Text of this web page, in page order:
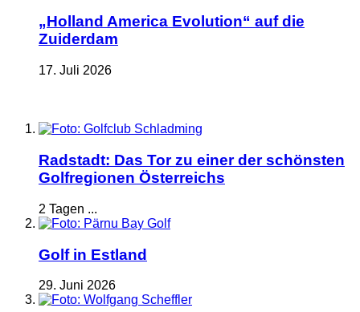
„Holland America Evolution“ auf die
Zuiderdam
17. Juli 2026
Radstadt: Das Tor zu einer der schönsten
Golfregionen Österreichs
2 Tagen ...
Golf in Estland
29. Juni 2026